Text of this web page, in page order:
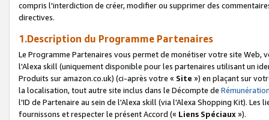
compris l'interdiction de créer, modifier ou supprimer des
directives.
1.Description du Programme Partenaires
Le Programme Partenaires vous permet de monétiser votre site Web,
l'Alexa skill (uniquement disponible pour les partenaires utilisant un
Produits sur amazon.co.uk) (ci-après votre « Site ») en plaçant sur
la localisation, tout autre site inclus dans le Décompte de
l'ID de Partenaire au sein de l'Alexa skill (via l'Alexa Shopping Kit).
fournissons et respecter le présent Accord (« Liens Spéciaux»).